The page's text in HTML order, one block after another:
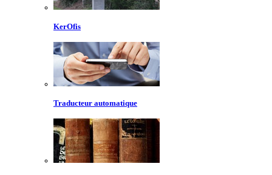
KerOfis
Traducteur automatique